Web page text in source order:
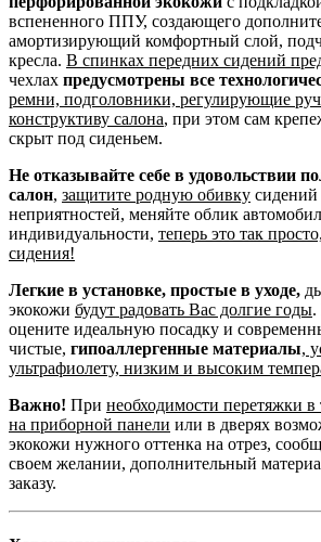
вспененного ППУ, создающего
амортизирующий комфортный слой,
кресла. В спинках передних сидений
чехлах предусмотрены все
ремни, подголовники, регулирующие
конструктиву салона, при этом сам
скрыт под сиденьем.
Не отказывайте себе в удовольствии
салон, защитите родную обивку
неприятностей, меняйте облик
индивидуальности, теперь это так
сидения!
Легкие в установке, простые в уходе,
экокожи будут радовать Вас долгие годы.
оцените идеальную посадку и
чистые, гипоаллергенные материалы,
ультрафиолету, низким и высоким
Важно! При необходимости перетяжки в
на приборной панели или в дверях
экокожи нужного оттенка на отрез,
своем желании, дополнительный
заказу.